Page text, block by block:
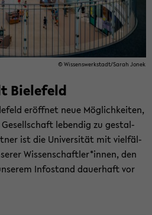
© Wis­sens­werk­stadt/Sarah Jonek
­Bielefeld
er­öff­net neue Mög­lich­kei­ten,
le­ben­dig zu ge­stal­
ist die Uni­ver­si­tät mit viel­fäl­
Wis­sen­schaft­ler*innen, den
In­fo­stand dau­er­haft vor